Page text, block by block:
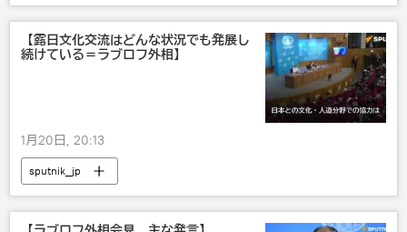
【露日文化交流はどんな状況でも発展し
続けている＝ラブロフ外相】
1月20日, 20:13
sputnik_jp